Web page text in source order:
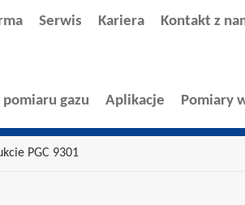
Serwis Kariera Kontakt z
gazu Aplikacje Pomiary
PGC 9301